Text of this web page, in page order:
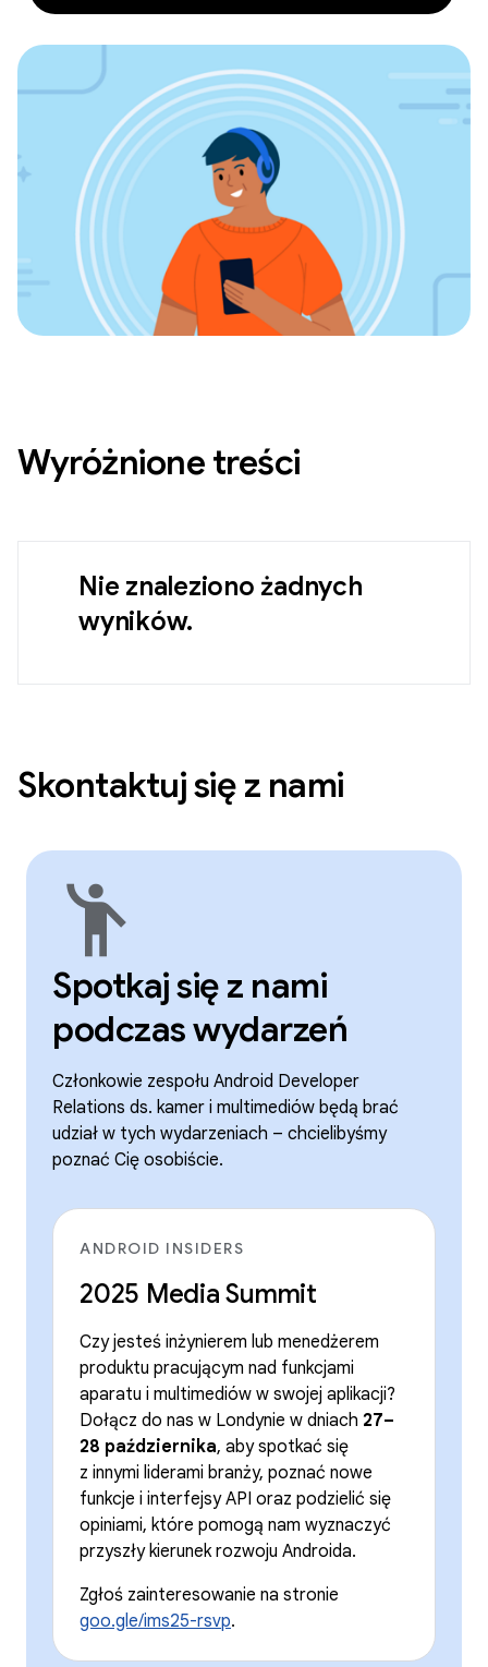
Wyróżnione treści
Nie znaleziono żadnych
wyników.
Skontaktuj się z nami
emoji_people
Spotkaj się z nami
podczas wydarzeń
Członkowie zespołu Android Developer
Relations ds. kamer i multimediów będą brać
udział w tych wydarzeniach – chcielibyśmy
poznać Cię osobiście.
ANDROID INSIDERS
2025 Media Summit
Czy jesteś inżynierem lub menedżerem
produktu pracującym nad funkcjami
aparatu i multimediów w swojej aplikacji?
Dołącz do nas w Londynie w dniach 27–
28 października, aby spotkać się
z innymi liderami branży, poznać nowe
funkcje i interfejsy API oraz podzielić się
opiniami, które pomogą nam wyznaczyć
przyszły kierunek rozwoju Androida.
Zgłoś zainteresowanie na stronie
goo.gle/ims25-rsvp.